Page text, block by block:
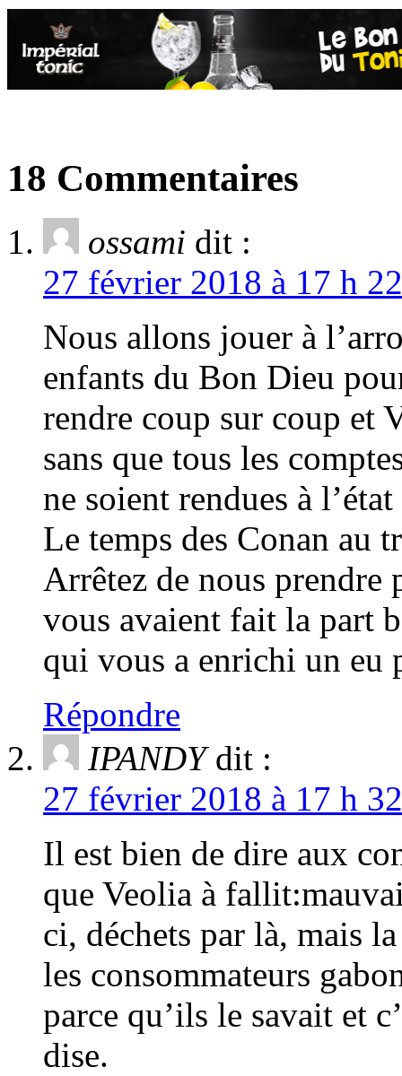
18 Commentaires
ossami dit :
27 février 2018 à 17 h
Nous allons jouer à
enfants du Bon Dieu
rendre coup sur coup et
sans que tous les
ne soient rendues à
Le temps des Conan au
Arrêtez de nous prendre
vous avaient fait la part
qui vous a enrichi un eu
Répondre
IPANDY dit :
27 février 2018 à 17 h
Il est bien de dire aux
que Veolia à
ci, déchets par là, mais
les consommateurs
parce qu’ils le savait et
dise.